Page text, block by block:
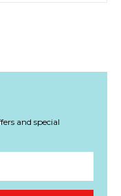
and special